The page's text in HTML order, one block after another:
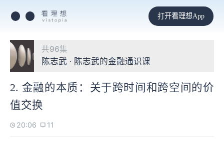
打开看理想App
共96集
陈志武 · 陈志武的金融通识课
2. 金融的本质：关于跨时间和跨空间的价
值交换
20:06 11